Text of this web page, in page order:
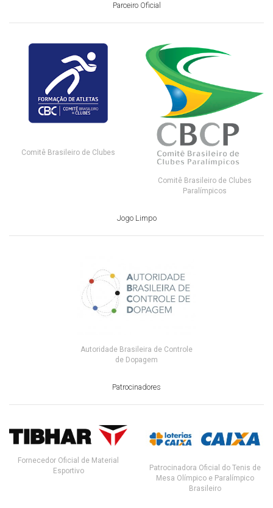
Parceiro Oficial
Comitê Brasileiro de Clubes
Comitê Brasileiro de Clubes
Paralímpicos
Jogo Limpo
Autoridade Brasileira de Controle
de Dopagem
Patrocinadores
Fornecedor Oficial de Material
Esportivo
Patrocinadora Oficial do Tenis de
Mesa Olímpico e Paralímpico
Brasileiro